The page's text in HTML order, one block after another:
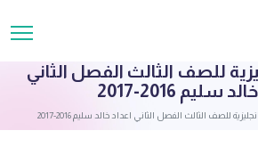
للصف الثالث الفصل الثاني
سليم 2016-2017
للصف الثالث الفصل الثاني اعداد خالد سليم 2016-2017